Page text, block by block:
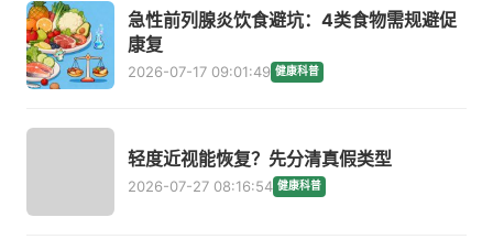
急性前列腺炎饮食避坑：4类食物需规避促
康复
2026-07-17 09:01:49 健康科普
轻度近视能恢复？先分清真假类型
2026-07-27 08:16:54 健康科普